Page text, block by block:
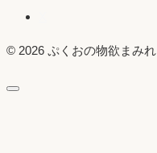
© 2026 ぷくおの物欲まみれ